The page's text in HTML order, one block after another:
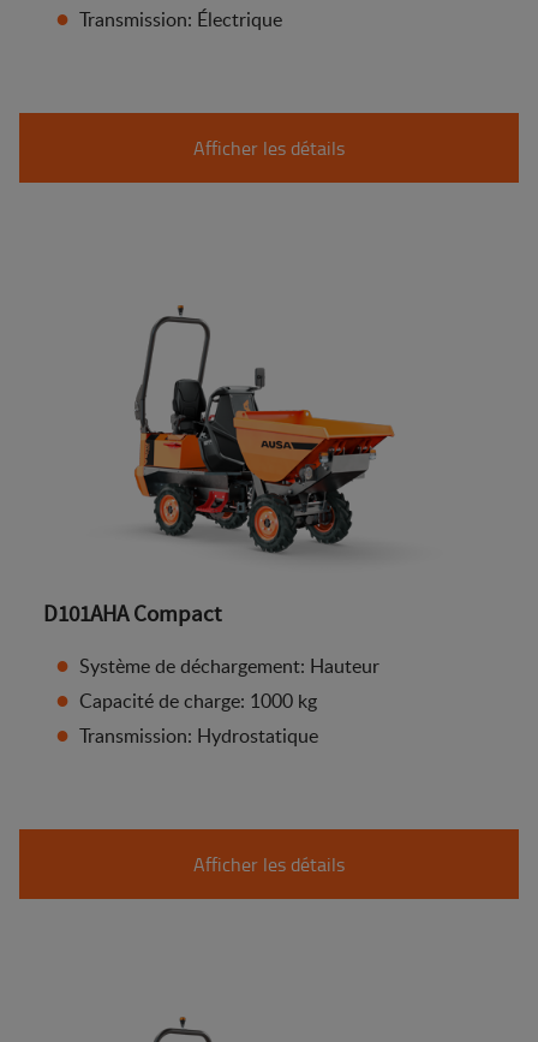
Transmission: Électrique
Afficher les détails
D101AHA Compact
Système de déchargement: Hauteur
Capacité de charge: 1000 kg
Transmission: Hydrostatique
Afficher les détails